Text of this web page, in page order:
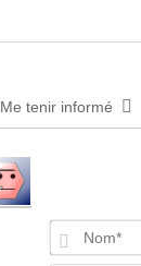
Me tenir informé